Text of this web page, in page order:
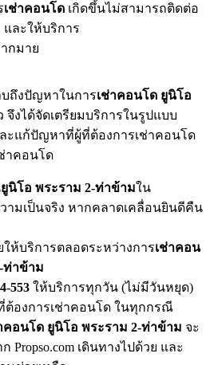
เช่าคอนโด เกิดขึ้นไม่สามารถติดต่อ
ละให้บริการ
กมาย
บถึงปัญหาในการเช่าคอนโด ยูนิโอ
จึงได้จัดเตรียมบริการในรูปแบบ
ะแก้ปัญหาที่ผู้ที่ต้องการเช่าคอนโด
าคอนโด
ยูนิโอ พระราม 2-ท่าข้ามใน
วามเป็นจริง หากคลาดเคลื่อนยินดีคืน
ห้บริการตลอดระหว่างการเช่าคอน
ท่าข้าม
553 ให้บริการทุกวัน (ไม่มีวันหยุด)
ต้องการเช่าคอนโด ในทุกกรณี
คอนโด ยูนิโอ พระราม 2-ท่าข้าม จะ
เดินทางไปด้วย และ